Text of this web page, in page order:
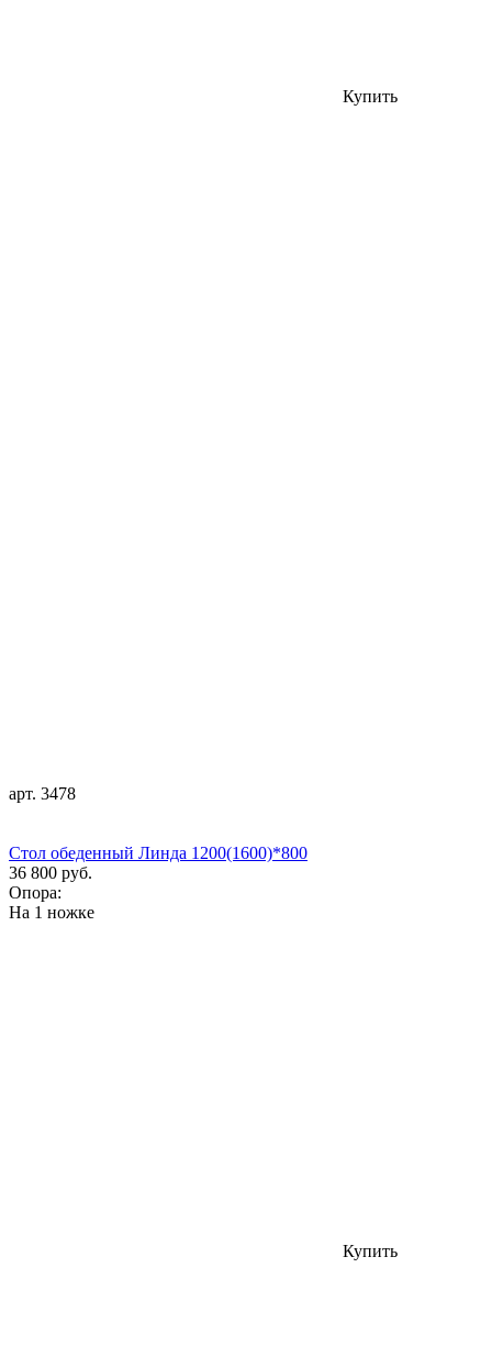
Купить
арт. 3478
Стол обеденный Линда 1200(1600)*800
36 800 руб.
Опора:
На 1 ножке
Купить